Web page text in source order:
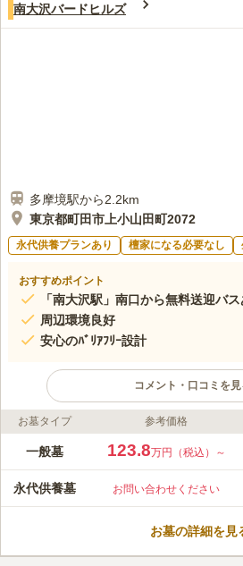
南大沢バードヒルズ
多摩境駅から2.2km
東京都町田市上小山田町2072
永代供養プランあり 檀家になる必要なし
おすすめポイント
「南大沢駅」南口から無料送迎バス
周辺環境良好
安心のﾊﾞﾘｱﾌﾘｰ設計
コメント・口コミを見
ライフドット編集部のコメント
南大沢バードヒルズ 永代供養墓は
り、些細な工夫に心癒されます。
緑あふれる落ち着く空間です。 東
です。お参りの際には無料送迎を
みんなの評価
3.9 口コミ
お墓タイプ 参考価格
一般墓 123.8万円（税込）～
永代供養墓 お問い合わせください
お墓の詳細を見